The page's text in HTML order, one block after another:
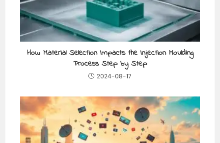
How Material Selection Impacts the Injection Moulding
Process Step by Step
2024-08-17